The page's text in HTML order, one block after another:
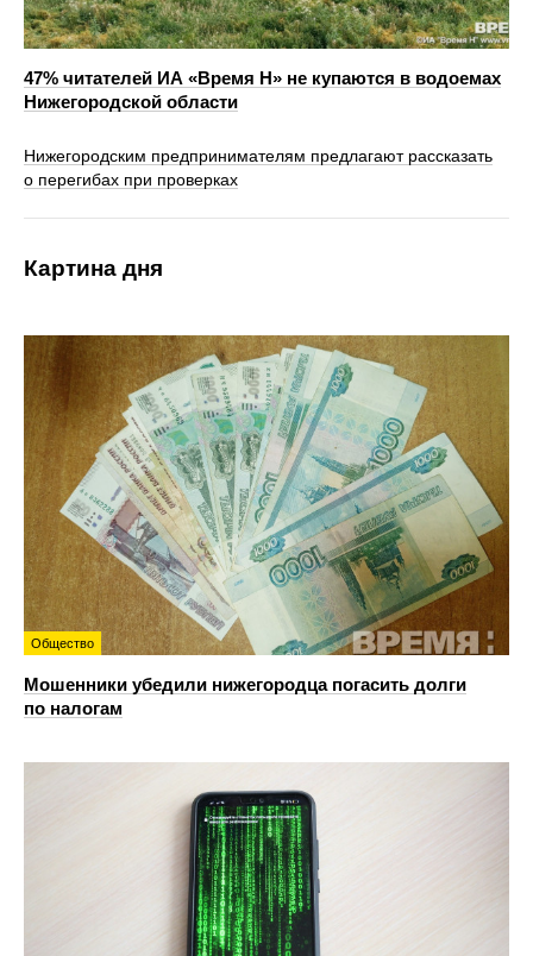
47% читателей ИА «Время Н» не купаются в водоемах
Нижегородской области
Нижегородским предпринимателям предлагают рассказать
о перегибах при проверках
Картина дня
Общество
Мошенники убедили нижегородца погасить долги
по налогам